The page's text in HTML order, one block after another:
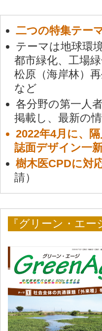
二つの特集テー
テーマは地球環
都市緑化、工場
松原（海岸林）
など
各分野の第一人
掲載し、最新の
2022年4月に、
誌面デザイン一
樹木医CPDに対
請）
『グリーン・エ